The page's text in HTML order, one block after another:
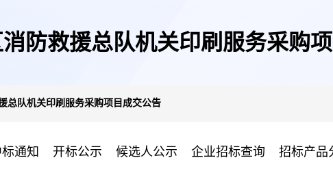
防救援总队机关印刷服务采购
总队机关印刷服务采购项目成交公告
通知 开标公示 候选人公示 企业招标查询 招标产品